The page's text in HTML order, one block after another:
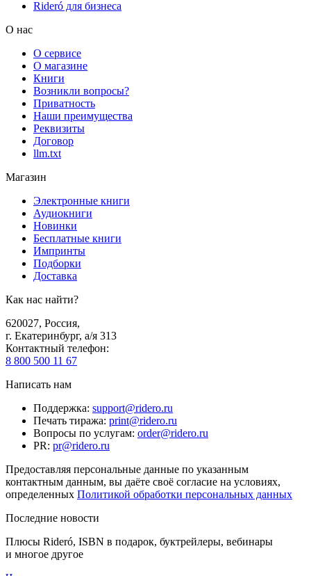
Rideró для бизнеса
О нас
О сервисе
О магазине
Книги
Возникли вопросы?
Приватность
Наши преимущества
Реквизиты
Договор
llm.txt
Магазин
Электронные книги
Аудиокниги
Новинки
Бесплатные книги
Импринты
Подборки
Доставка
Как нас найти?
620027, Россия,
г. Екатеринбург, а/я 313
Контактный телефон:
8 800 500 11 67
Написать нам
Поддержка: support@ridero.ru
Печать тиража: print@ridero.ru
Вопросы по услугам: order@ridero.ru
PR: pr@ridero.ru
Предоставляя персональные данные по указанным
контактным данным, вы даёте своё согласие на условиях,
определенных Политикой обработки персональных данных
Последние новости
Плюсы Rideró, ISBN в подарок, буктрейлеры, вебинары
и многое другое